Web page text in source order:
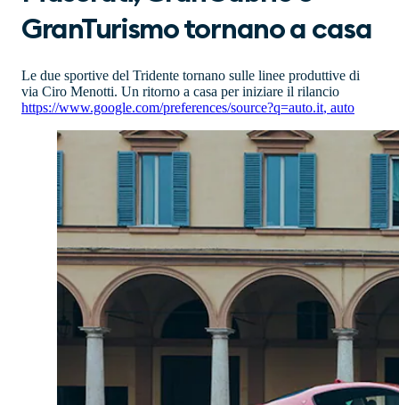
GranTurismo tornano a casa
Le due sportive del Tridente tornano sulle linee produttive di
via Ciro Menotti. Un ritorno a casa per iniziare il rilancio
https://www.google.com/preferences/source?q=auto.it, auto